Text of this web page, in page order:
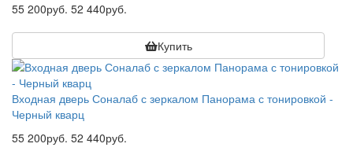
55 200руб. 52 440руб.
Купить
Входная дверь Соналаб с зеркалом Панорама с тонировкой -
Черный кварц
55 200руб. 52 440руб.